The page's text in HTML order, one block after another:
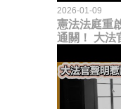
2026-01-09
憲法法庭重
通關！ 大法